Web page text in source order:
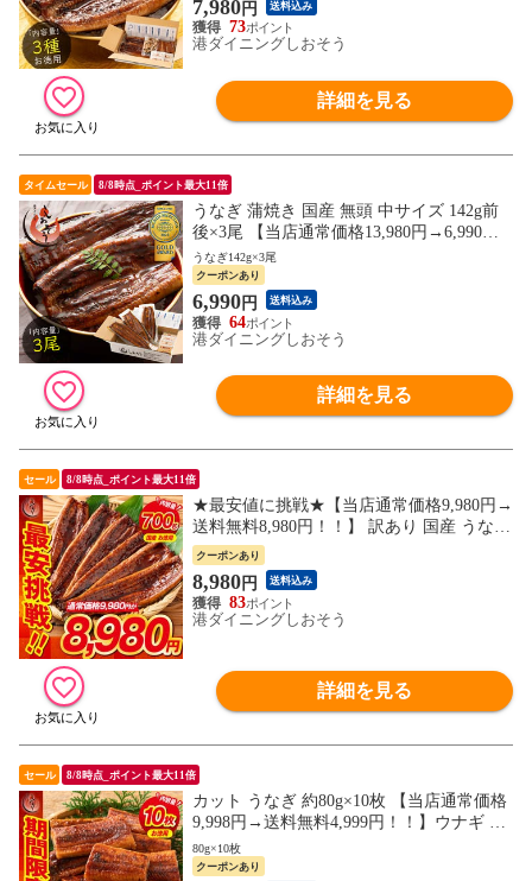
なぎ蒲焼 国産うなぎ ウナギ蒲焼き カット
贈り物
7,980円 送料込み
73
港ダイニングしおそう
詳細を見る
タイムセール 8/8時点_ポイント最大11倍
うなぎ 蒲焼き 国産 無頭 中サイズ 142g前
後×3尾 【当店通常価格13,980円→6,990
円！】 ウナギ 鰻 プレゼント ギフト
うなぎ142g×3尾
クーポンあり
6,990円 送料込み
64
港ダイニングしおそう
詳細を見る
セール 8/8時点_ポイント最大11倍
★最安値に挑戦★【当店通常価格9,980円→
送料無料8,980円！！】 訳あり 国産 うなぎ
蒲焼き 約700g（5～6尾） チャック袋入り
折れ 曲がり 形不揃い 鰻 ウナギ 長焼き 蒲
焼 鰻の蒲焼 国産鰻 うなぎ蒲焼き うなぎの
蒲焼 国産うなぎ 鰻蒲焼 うなぎ蒲焼 ウナギ
クーポンあり
8,980円 送料込み
83
港ダイニングしおそう
詳細を見る
セール 8/8時点_ポイント最大11倍
カット うなぎ 約80g×10枚 【当店通常価格
9,998円→送料無料4,999円！！】ウナギ 鰻
蒲焼き 選べる カット済み 二ホンウナギ 美
味しい 大きい うなぎの蒲焼き 鰻の蒲焼 う
80g×10枚
クーポンあり